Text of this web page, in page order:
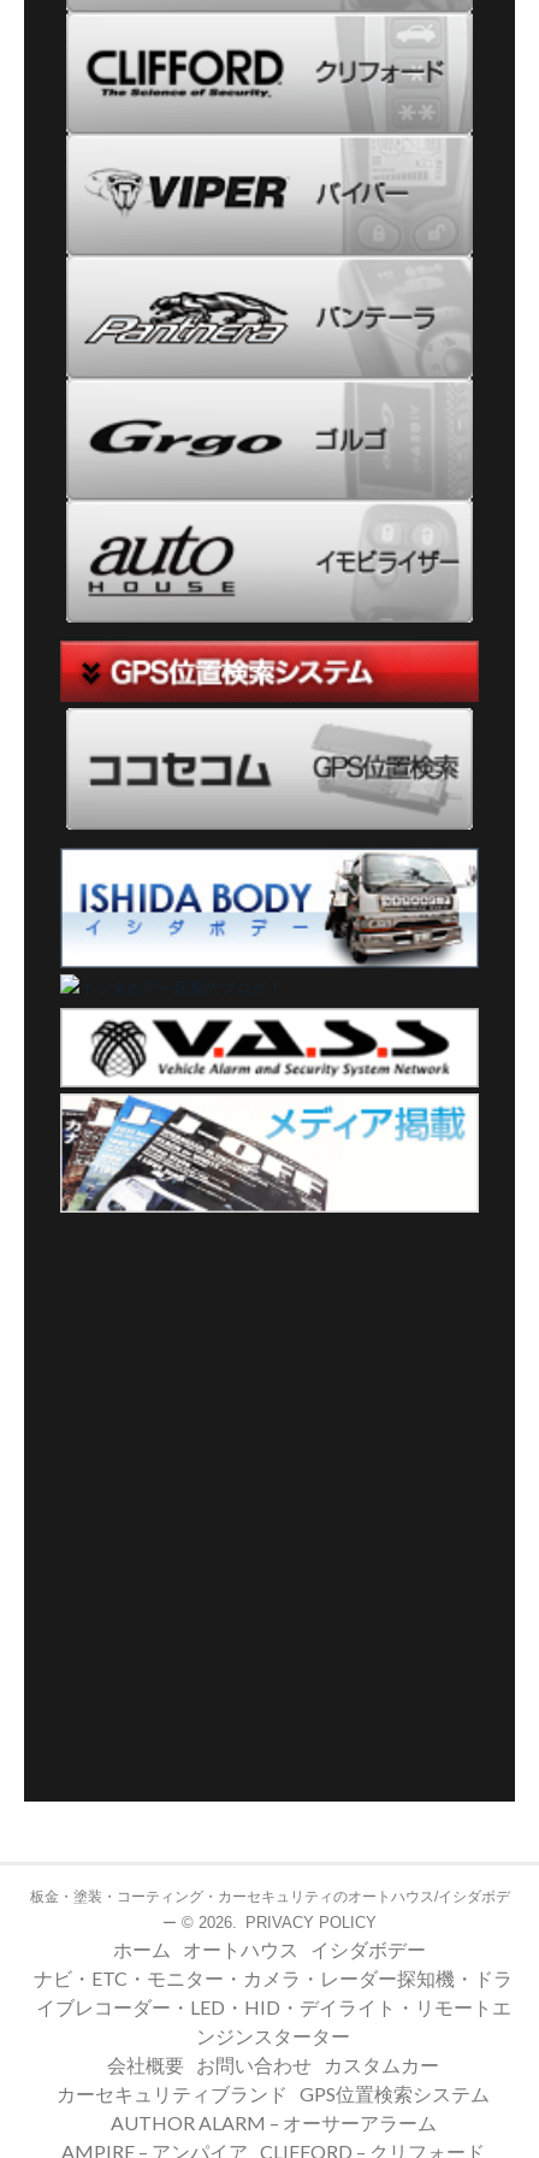
板金・塗装・コーティング・カーセキュリティのオートハウス/イシダボデ
ー © 2026. PRIVACY POLICY
ホーム オートハウス
イシダボデー
ナビ・ETC・モニター・カメラ・レーダー探知機・ドラ
イブレコーダー・LED・HID・デイライト・リモートエ
ンジンスターター
会社概要 お問い合わせ
カスタムカー
カーセキュリティブランド
GPS位置検索システム
AUTHOR ALARM – オーサーアラーム
AMPIRE – アンパイア CLIFFORD – クリフォード